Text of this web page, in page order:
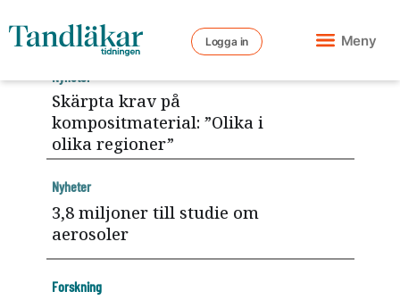
Logga in Meny
Skärpta krav på
kompositmaterial: ”Olika i
olika regioner”
Nyheter
3,8 miljoner till studie om
aerosoler
Nyheter
Forskning